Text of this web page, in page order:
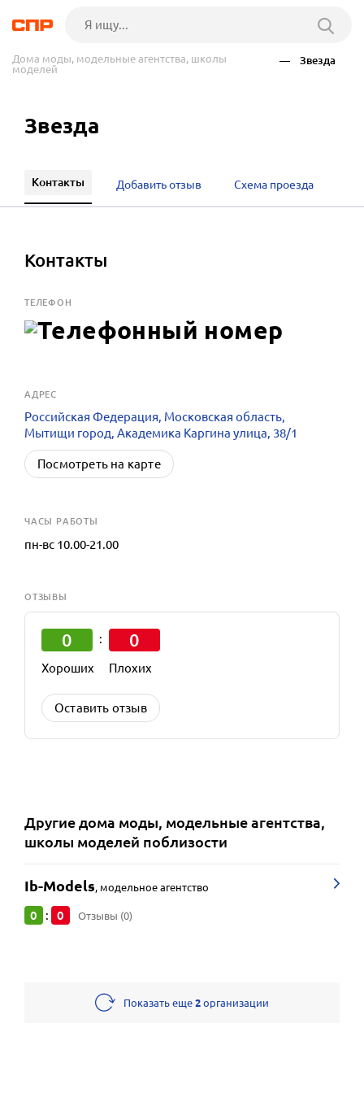
Дома моды, модельные агентства, школы
моделей
— Звезда
Звезда
Контакты Добавить отзыв Схема проезда
Контакты
ТЕЛЕФОН
АДРЕС
Российская Федерация, Московская область,
Мытищи город, Академика Каргина улица, 38/1
Посмотреть на карте
ЧАСЫ РАБОТЫ
пн-вс 10.00-21.00
ОТЗЫВЫ
0
Хороших
: 0
Плохих
Оставить отзыв
Другиедома моды, модельные агентства,
школы моделей поблизости
Ib-Models, модельное агентство
0 : 0 Отзывы (0)
Показать еще2организации